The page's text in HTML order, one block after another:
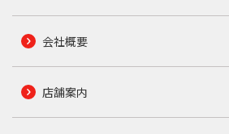
会社概要
店舗案内